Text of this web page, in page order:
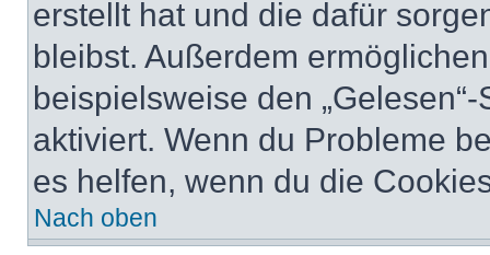
erstellt hat und die dafür
bleibst. Außerdem
beispielsweise den
aktiviert. Wenn du Probleme
es helfen, wenn du die
Nach oben